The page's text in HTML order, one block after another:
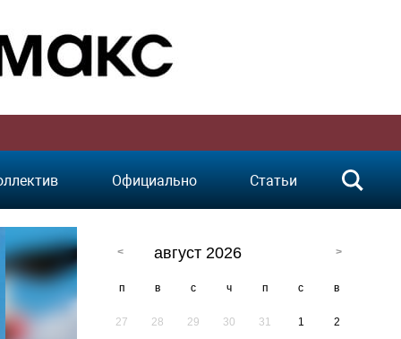
Официально Статьи
август 2026
п в с ч п с в
27 28 29 30 31 1 2